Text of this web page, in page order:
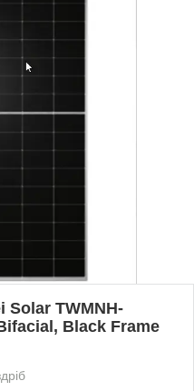
Solar TWMNH-
Black Frame